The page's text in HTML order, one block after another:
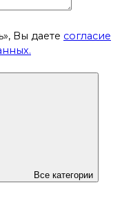
Вы даете согласие
Все категории